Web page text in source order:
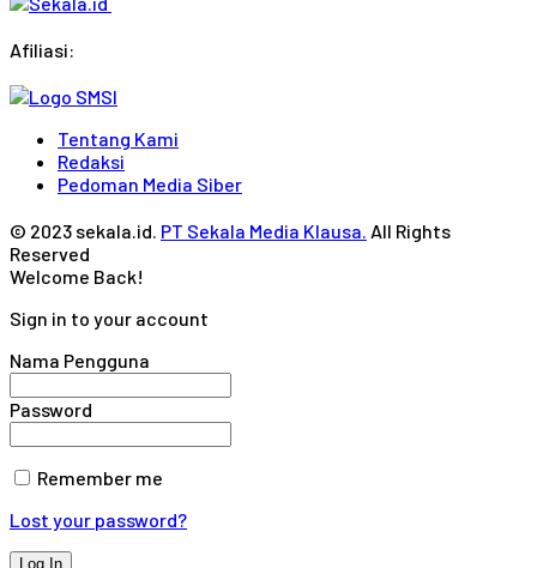
Afiliasi:
Tentang Kami
Redaksi
Pedoman Media Siber
© 2023 sekala.id. PT Sekala Media Klausa. All Rights
Reserved
Welcome Back!
Sign in to your account
Nama Pengguna
Password
Remember me
Lost your password?